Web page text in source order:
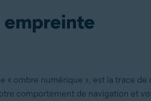
empreinte
« ombre numérique », est la trace de
comportement de navigation et